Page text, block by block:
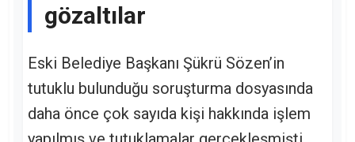
gözaltılar
Eski Belediye Başkanı Şükrü Sözen’in
tutuklu bulunduğu soruşturma dosyasında
daha önce çok sayıda kişi hakkında işlem